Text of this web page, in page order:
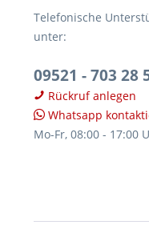
Telefonische
unter:
09521 - 703 28
Rückruf anlegen
Whatsapp
Mo-Fr, 08:00 - 17:00